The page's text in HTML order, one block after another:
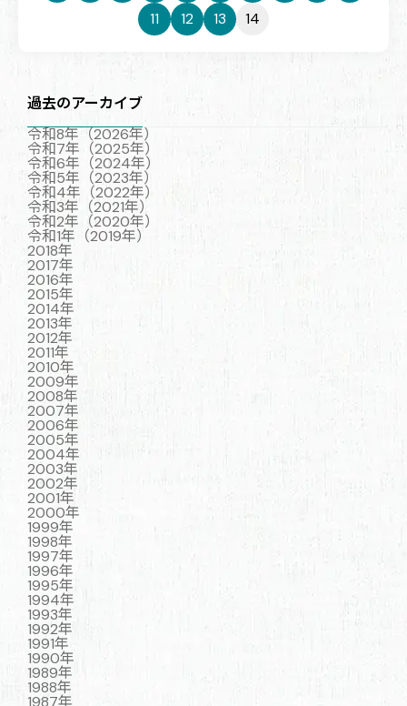
11
12 13 14
過去のアーカイブ
令和8年（2026年）
令和7年（2025年）
令和6年（2024年）
令和5年（2023年）
令和4年（2022年）
令和3年（2021年）
令和2年（2020年）
令和1年（2019年）
2018年
2017年
2016年
2015年
2014年
2013年
2012年
2011年
2010年
2009年
2008年
2007年
2006年
2005年
2004年
2003年
2002年
2001年
2000年
1999年
1998年
1997年
1996年
1995年
1994年
1993年
1992年
1991年
1990年
1989年
1988年
1987年